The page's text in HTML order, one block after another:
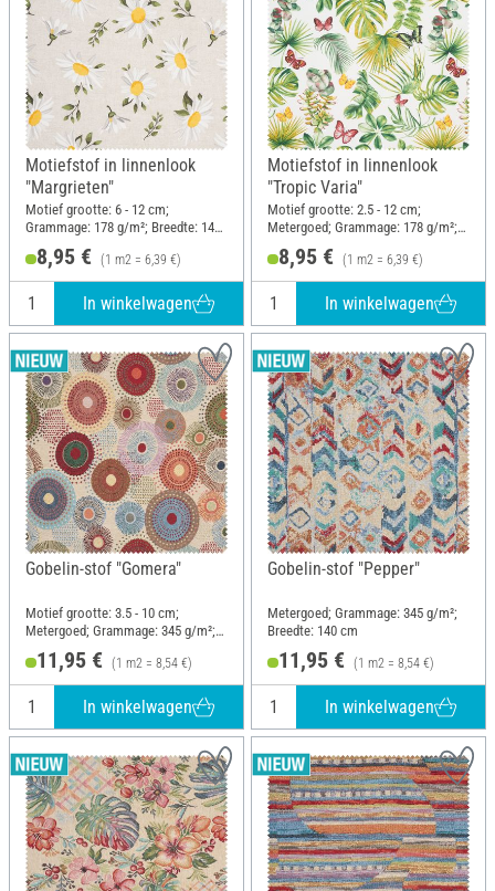
Motiefstof in linnenlook
"Margrieten"
Motief grootte: 6 - 12 cm;
Grammage: 178 g/m²; Breedte: 140
8,95 € (1 m2 = 6,39 €)
In winkelwagen
Motiefstof in linnenlook
"Tropic Varia"
Motief grootte: 2.5 - 12 cm;
Metergoed; Grammage: 178 g/m²;
8,95 € (1 m2 = 6,39 €)
In winkelwagen
Gobelin-stof "Gomera"
Motief grootte: 3.5 - 10 cm;
Metergoed; Grammage: 345 g/m²;
11,95 € (1 m2 = 8,54 €)
In winkelwagen
Gobelin-stof "Pepper"
Metergoed; Grammage: 345 g/m²;
Breedte: 140 cm
11,95 € (1 m2 = 8,54 €)
In winkelwagen